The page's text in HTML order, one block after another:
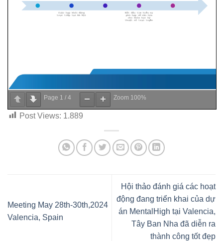
Page 1 / 4 Zoom 100%
Post Views: 1.889
Meeting May 28th-30th,2024
Valencia, Spain
Hội thảo đánh giá các hoạt
động đang triển khai của dự
án MentalHigh tại Valencia,
Tây Ban Nha đã diễn ra
thành công tốt đẹp